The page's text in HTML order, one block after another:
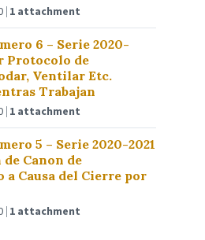
1 attachment
6 – Serie 2020-
Protocolo de
Ventilar Etc.
Trabajan
1 attachment
5 – Serie 2020-2021
Canon de
Causa del Cierre por
1 attachment